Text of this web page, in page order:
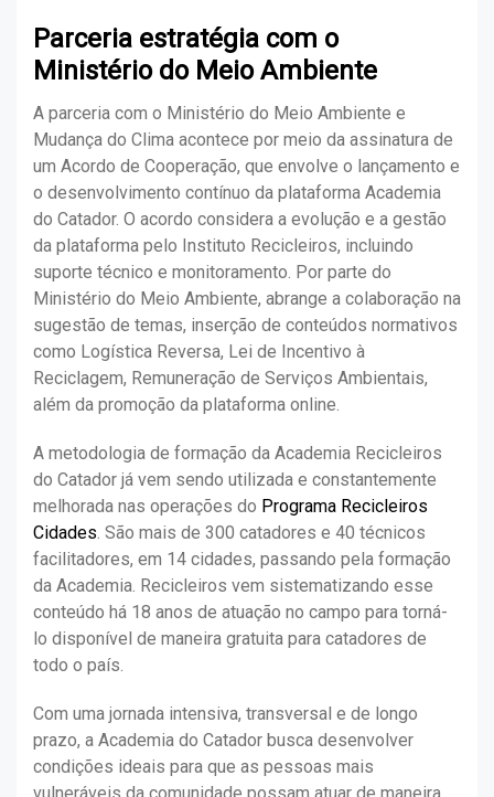
Parceria estratégia com o
Ministério do Meio Ambiente
A parceria com o Ministério do Meio Ambiente e
Mudança do Clima acontece por meio da assinatura de
um Acordo de Cooperação, que envolve o lançamento e
o desenvolvimento contínuo da plataforma Academia
do Catador. O acordo considera a evolução e a gestão
da plataforma pelo Instituto Recicleiros, incluindo
suporte técnico e monitoramento. Por parte do
Ministério do Meio Ambiente, abrange a colaboração na
sugestão de temas, inserção de conteúdos normativos
como Logística Reversa, Lei de Incentivo à
Reciclagem, Remuneração de Serviços Ambientais,
além da promoção da plataforma online.
A metodologia de formação da Academia Recicleiros
do Catador já vem sendo utilizada e constantemente
melhorada nas operações do Programa Recicleiros
Cidades. São mais de 300 catadores e 40 técnicos
facilitadores, em 14 cidades, passando pela formação
da Academia. Recicleiros vem sistematizando esse
conteúdo há 18 anos de atuação no campo para torná-
lo disponível de maneira gratuita para catadores de
todo o país.
Com uma jornada intensiva, transversal e de longo
prazo, a Academia do Catador busca desenvolver
condições ideais para que as pessoas mais